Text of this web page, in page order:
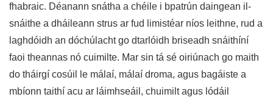
fhabraic. Déanann snátha a chéile i bpatrún daingean il-
snáithe a dháileann strus ar fud limistéar níos leithne, rud a
laghdóidh an dóchúlacht go dtarlóidh briseadh snáithíní
faoi theannas nó cuimilte. Mar sin tá sé oiriúnach go maith
do tháirgí cosúil le málaí, málaí droma, agus bagáiste a
mbíonn taithí acu ar láimhseáil, chuimilt agus lódáil